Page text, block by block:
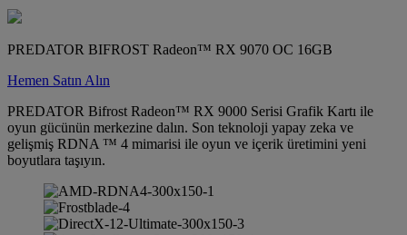
PREDATOR BIFROST Radeon™ RX 9070 OC 16GB
Hemen Satın Alın
PREDATOR Bifrost Radeon™ RX 9000 Serisi Grafik Kartı ile
oyun gücünün merkezine dalın. Son teknoloji yapay zeka ve
gelişmiş RDNA ™ 4 mimarisi ile oyun ve içerik üretimini yeni
boyutlara taşıyın.